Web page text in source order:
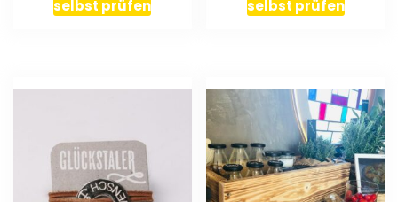
selbst prüfen selbst prüfen